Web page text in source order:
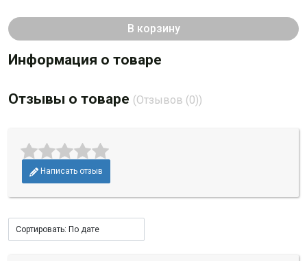
В корзину
Информация о товаре
Отзывы о товаре (Отзывов (0))
Написать отзыв